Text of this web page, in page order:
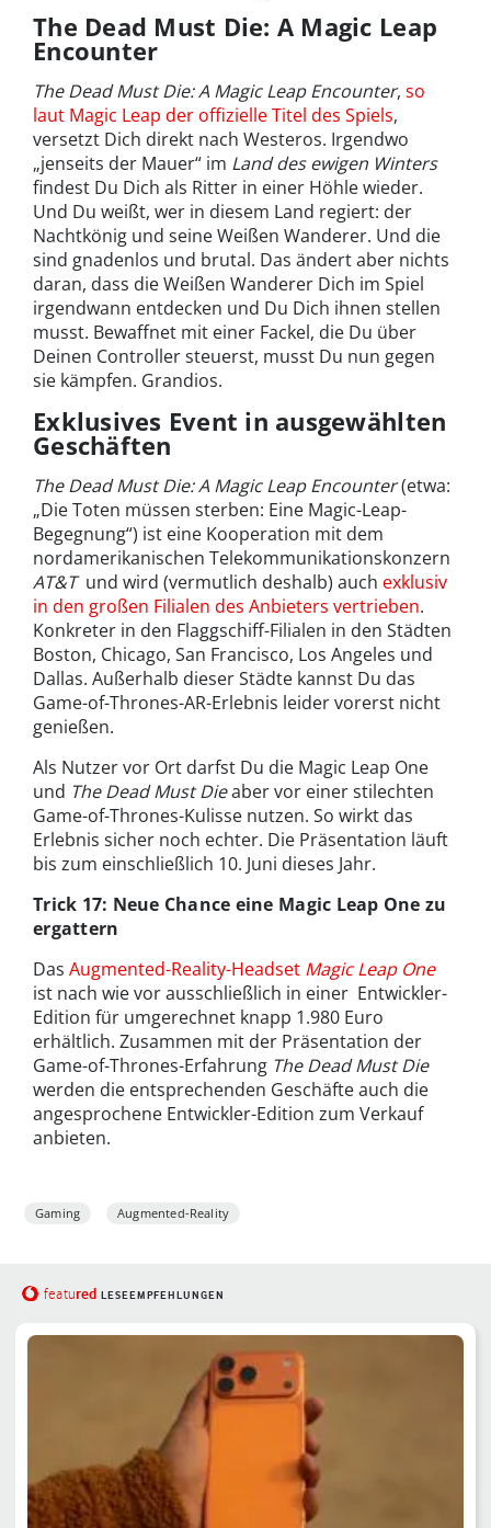
The Dead Must Die: A Magic Leap
Encounter
The Dead Must Die: A Magic Leap Encounter, so
laut Magic Leap der offizielle Titel des Spiels,
versetzt Dich direkt nach Westeros. Irgendwo
„jenseits der Mauer“ im Land des ewigen Winters
findest Du Dich als Ritter in einer Höhle wieder.
Und Du weißt, wer in diesem Land regiert: der
Nachtkönig und seine Weißen Wanderer. Und die
sind gnadenlos und brutal. Das ändert aber nichts
daran, dass die Weißen Wanderer Dich im Spiel
irgendwann entdecken und Du Dich ihnen stellen
musst. Bewaffnet mit einer Fackel, die Du über
Deinen Controller steuerst, musst Du nun gegen
sie kämpfen. Grandios.
Exklusives Event in ausgewählten
Geschäften
The Dead Must Die: A Magic Leap Encounter(etwa:
„Die Toten müssen sterben: Eine Magic-Leap-
Begegnung“) ist eine Kooperation mit dem
nordamerikanischen Telekommunikationskonzern
AT&Tund wird (vermutlich deshalb) auch exklusiv
in den großen Filialen des Anbieters vertrieben.
Konkreter in den Flaggschiff-Filialen in den Städten
Boston, Chicago, San Francisco, Los Angeles und
Dallas. Außerhalb dieser Städte kannst Du das
Game-of-Thrones-AR-Erlebnis leider vorerst nicht
genießen.
Als Nutzer vor Ort darfst Du die Magic Leap One
und The Dead Must Dieaber vor einer stilechten
Game-of-Thrones-Kulisse nutzen. So wirkt das
Erlebnis sicher noch echter. Die Präsentation läuft
bis zum einschließlich 10. Juni dieses Jahr.
Trick 17: Neue Chance eine Magic Leap One zu
ergattern
Das Augmented-Reality-Headset Magic Leap One
ist nach wie vor ausschließlich in einer Entwickler-
Edition für umgerechnet knapp 1.980 Euro
erhältlich. Zusammen mit der Präsentation der
Game-of-Thrones-Erfahrung The Dead Must Die
werden die entsprechenden Geschäfte auch die
angesprochene Entwickler-Edition zum Verkauf
anbieten.
Gaming Augmented-Reality
featured LESEEMPFEHLUNGEN